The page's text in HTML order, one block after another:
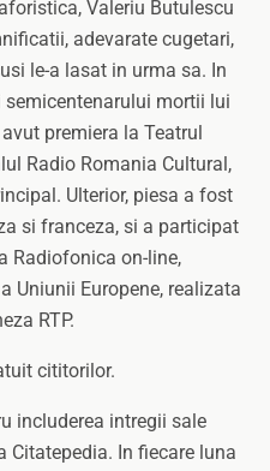
Valeriu Butulescu
adevarate cugetari,
le-a lasat in urma sa. In
mortii lui
premiera la Teatrul
Radio Romania Cultural,
Ulterior, piesa a fost
si franceza, si a participat
Radiofonica on-line,
Uniunii Europene, realizata
RTP.
cititorilor.
includerea intregii sale
In fiecare luna